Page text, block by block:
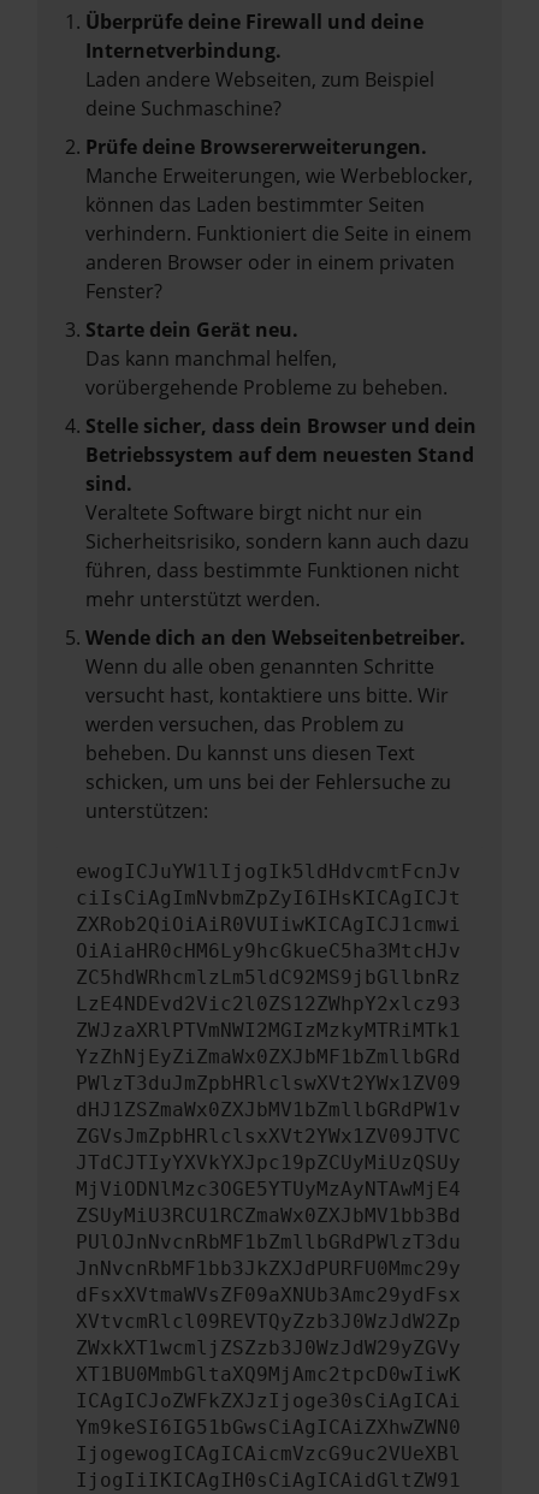
Überprüfe deine Firewall und deine
Internetverbindung.
Laden andere Webseiten, zum Beispiel
deine Suchmaschine?
Prüfe deine Browsererweiterungen.
Manche Erweiterungen, wie Werbeblocker,
können das Laden bestimmter Seiten
verhindern. Funktioniert die Seite in einem
anderen Browser oder in einem privaten
Fenster?
Starte dein Gerät neu.
Das kann manchmal helfen,
vorübergehende Probleme zu beheben.
Stelle sicher, dass dein Browser und dein
Betriebssystem auf dem neuesten Stand
sind.
Veraltete Software birgt nicht nur ein
Sicherheitsrisiko, sondern kann auch dazu
führen, dass bestimmte Funktionen nicht
mehr unterstützt werden.
Wende dich an den Webseitenbetreiber.
Wenn du alle oben genannten Schritte
versucht hast, kontaktiere uns bitte. Wir
werden versuchen, das Problem zu
beheben. Du kannst uns diesen Text
schicken, um uns bei der Fehlersuche zu
unterstützen:
ewogICJuYW1lIjogIk5ldHdvcmtFcnJv
ciIsCiAgImNvbmZpZyI6IHsKICAgICJt
ZXRob2QiOiAiR0VUIiwKICAgICJ1cmwi
OiAiaHR0cHM6Ly9hcGkueC5ha3MtcHJv
ZC5hdWRhcmlzLm5ldC92MS9jbGllbnRz
LzE4NDEvd2Vic2l0ZS12ZWhpY2xlcz93
ZWJzaXRlPTVmNWI2MGIzMzkyMTRiMTk1
YzZhNjEyZiZmaWx0ZXJbMF1bZmllbGRd
PWlzT3duJmZpbHRlclswXVt2YWx1ZV09
dHJ1ZSZmaWx0ZXJbMV1bZmllbGRdPW1v
ZGVsJmZpbHRlclsxXVt2YWx1ZV09JTVC
JTdCJTIyYXVkYXJpc19pZCUyMiUzQSUy
MjViODNlMzc3OGE5YTUyMzAyNTAwMjE4
ZSUyMiU3RCU1RCZmaWx0ZXJbMV1bb3Bd
PUlOJnNvcnRbMF1bZmllbGRdPWlzT3du
JnNvcnRbMF1bb3JkZXJdPURFU0Mmc29y
dFsxXVtmaWVsZF09aXNUb3Amc29ydFsx
XVtvcmRlcl09REVTQyZzb3J0WzJdW2Zp
ZWxkXT1wcmljZSZzb3J0WzJdW29yZGVy
XT1BU0MmbGltaXQ9MjAmc2tpcD0wIiwK
ICAgICJoZWFkZXJzIjoge30sCiAgICAi
Ym9keSI6IG51bGwsCiAgICAiZXhwZWN0
IjogewogICAgICAicmVzcG9uc2VUeXBl
IjogIiIKICAgIH0sCiAgICAidGltZW91